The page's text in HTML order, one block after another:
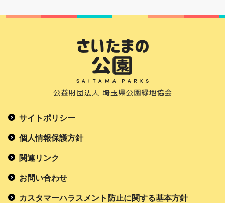
サイトポリシー
個人情報保護方針
関連リンク
お問い合わせ
カスタマーハラスメント防止に関する基本方針